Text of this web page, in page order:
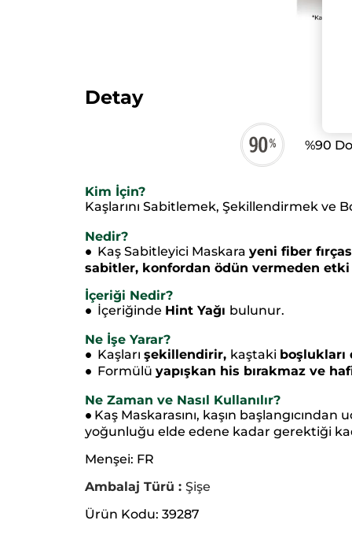
Detay
%90
Kim İçin?
Kaşlarını Sabitlemek, Şekillendirmek ve
Nedir?
● Kaş Sabitleyici Maskara yeni fiber
sabitler, konfordan ödün vermeden etki
İçeriği Nedir?
● İçeriğinde Hint Yağı bulunur.
Ne İşe Yarar?
● Kaşları şekillendirir, kaştaki
● Formülü yapışkan his bırakmaz ve
Ne Zaman ve Nasıl Kullanılır?
● Kaş Maskarasını, kaşın
yoğunluğu elde edene kadar gerektiği
Menşei: FR
Ambalaj Türü : Şişe
Ürün Kodu: 39287